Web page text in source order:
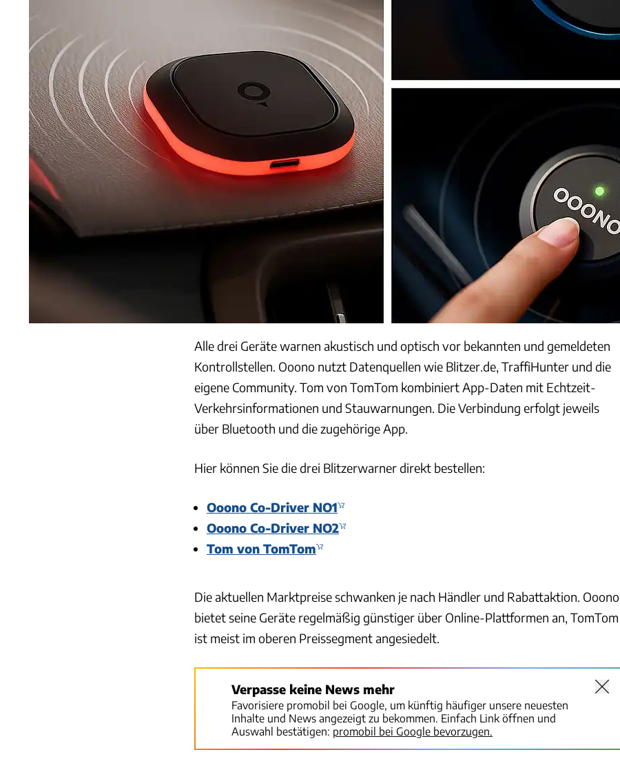
Alle drei Geräte warnen akustisch und optisch vor bekannten und gemeldeten
Kontrollstellen. Ooono nutzt Datenquellen wie Blitzer.de, TraffiHunter und die
eigene Community. Tom von TomTom kombiniert App-Daten mit Echtzeit-
Verkehrsinformationen und Stauwarnungen. Die Verbindung erfolgt jeweils
über Bluetooth und die zugehörige App.
Hier können Sie die drei Blitzerwarner direkt bestellen:
Ooono Co-Driver NO1
Ooono Co-Driver NO2
Tom von TomTom
Die aktuellen Marktpreise schwanken je nach Händler und Rabattaktion. Ooono
bietet seine Geräte regelmäßig günstiger über Online-Plattformen an, TomTom
ist meist im oberen Preissegment angesiedelt.
Verpasse keine News mehr
Favorisiere promobil bei Google, um künftig häufiger unsere neuesten
Inhalte und News angezeigt zu bekommen. Einfach Link öffnen und
Auswahl bestätigen: promobil bei Google bevorzugen.